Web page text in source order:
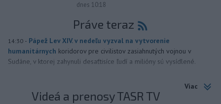
dnes 10:18
Práve teraz
14:30 - Pápež Lev XIV. v nedeľu vyzval na vytvorenie
humanitárnych koridorov pre civilistov zasiahnutých vojnou v
Sudáne, v ktorej zahynuli desaťtisíce ľudí a milióny sú vysídlené.
Viac
Videá a prenosy TASR TV